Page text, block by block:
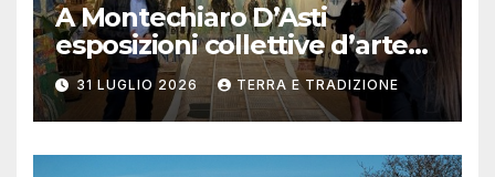
A Montechiaro D’Asti
esposizioni collettive d’arte
contemporanea
31 LUGLIO 2026 TERRA E TRADIZIONE